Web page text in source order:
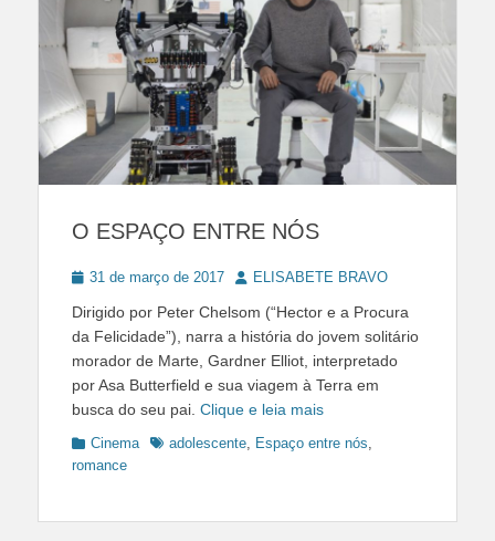
O ESPAÇO ENTRE NÓS
Posted
31 de março de 2017 AuthorELISABETE BRAVO
Dirigido por Peter Chelsom (“Hector e a Procura
da Felicidade”), narra a história do jovem solitário
morador de Marte, Gardner Elliot, interpretado
por Asa Butterfield e sua viagem à Terra em
busca do seu pai. Clique e leia mais
Categories
Cinema Tagsadolescente Espaço entre nós
romance